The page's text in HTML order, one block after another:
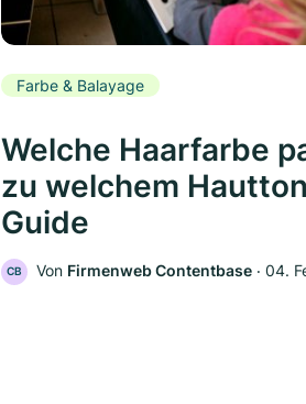
Farbe & Balayage
Welche Haarfarbe
zu welchem
Guide
CB Von Firmenweb Contentbase ‧ 04.